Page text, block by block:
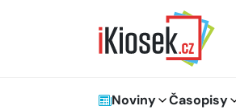
Hlavní navigace
Noviny Časopisy